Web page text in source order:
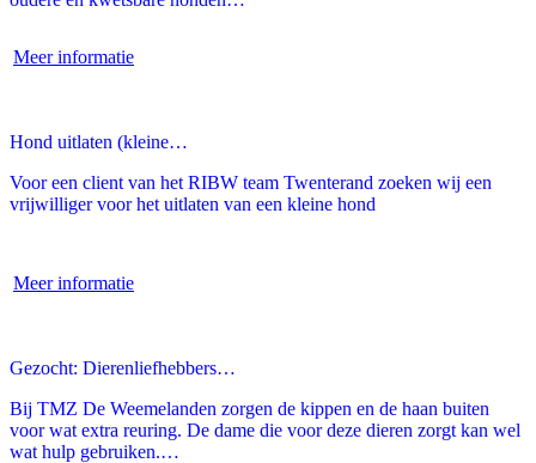
Meer informatie
Hond uitlaten (kleine…
Voor een client van het RIBW team Twenterand zoeken wij een
vrijwilliger voor het uitlaten van een kleine hond
Meer informatie
Gezocht: Dierenliefhebbers…
Bij TMZ De Weemelanden zorgen de kippen en de haan buiten
voor wat extra reuring. De dame die voor deze dieren zorgt kan wel
wat hulp gebruiken.…